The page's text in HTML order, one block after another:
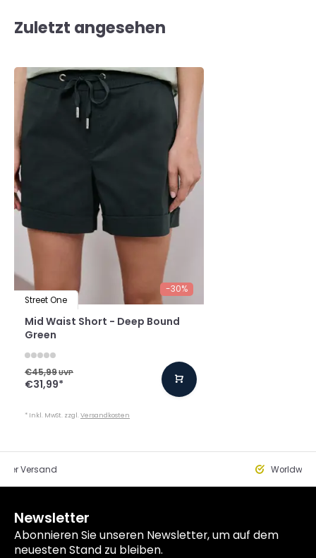
Zuletzt angesehen
-30%
Street One
Mid Waist Short - Deep Bound
Green
€45,99UVP
€31,99*
* Inkl. MwSt. zzgl.Versandkosten
Versand
Newsletter
Abonnieren Sie unseren Newsletter, um auf dem
neuesten Stand zu bleiben.